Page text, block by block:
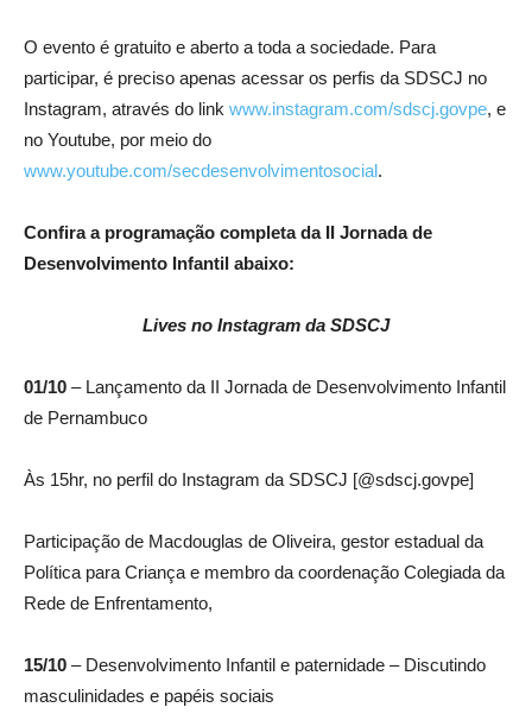
O evento é gratuito e aberto a toda a sociedade. Para
participar, é preciso apenas acessar os perfis da SDSCJ no
Instagram, através do link www.instagram.com/sdscj.govpe, e
no Youtube, por meio do
www.youtube.com/secdesenvolvimentosocial.
Confira a programação completa da II Jornada de
Desenvolvimento Infantil abaixo:
Lives no Instagram da SDSCJ
01/10 – Lançamento da II Jornada de Desenvolvimento Infantil
de Pernambuco
Às 15hr, no perfil do Instagram da SDSCJ [@sdscj.govpe]
Participação de Macdouglas de Oliveira, gestor estadual da
Política para Criança e membro da coordenação Colegiada da
Rede de Enfrentamento,
15/10 – Desenvolvimento Infantil e paternidade – Discutindo
masculinidades e papéis sociais